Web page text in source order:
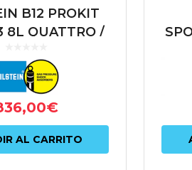
B12 PROKIT
8L QUATTRO /
€
AL CARRITO